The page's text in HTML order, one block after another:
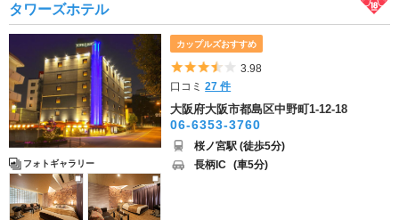
タワーズホテル
フォトギャラリー
カップルズおすすめ
5つ星のうち3.5
3.98
口コミ27 件
大阪府大阪市都島区中野町1-12-18
06-6353-3760
桜ノ宮駅 (徒歩5分)
長柄IC (車5分)